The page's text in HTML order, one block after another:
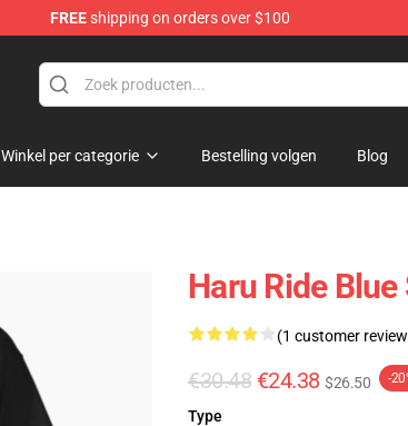
FREEshipping on orders over $100
Winkel per categorie Bestelling volgen Blog
Haru Ride
(1 customer
€30.48 €24.38 $26.50 -
Type